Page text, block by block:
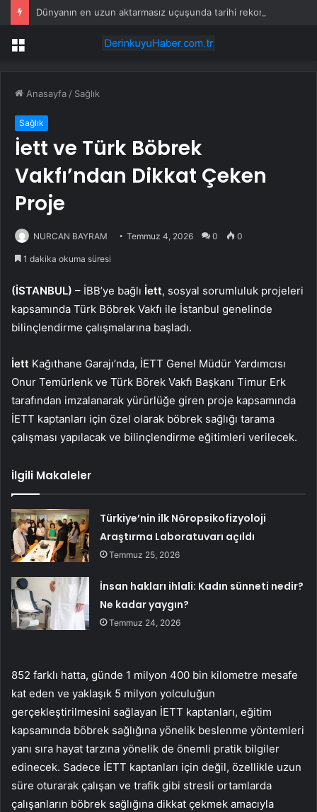
Menü
Anasayfa / Sağlık
Sağlık
İett ve Türk Böbrek
Vakfı’ndan Dikkat Çeken
Proje
NURCAN BAYRAM Temmuz 4, 2026 0 0
1 dakika okuma süresi
(İSTANBUL) – İBB’ye bağlı İett, sosyal sorumluluk projeleri
kapsamında Türk Böbrek Vakfı ile İstanbul genelinde
bilinçlendirme çalışmalarına başladı.
İett Kağıthane Garajı’nda, İETT Genel Müdür Yardımcısı
Onur Temürlenk ve Türk Börek Vakfı Başkanı Timur Erk
tarafından imzalanarak yürürlüğe giren proje kapsamında
İETT kaptanları için özel olarak böbrek sağlığı tarama
çalışması yapılacak ve bilinçlendirme eğitimleri verilecek.
İlgili Makaleler
Türkiye’nin ilk Nöropsikofizyoloji
Araştırma Laboratuvarı açıldı
Temmuz 25, 2026
İnsan hakları ihlali: Kadın sünneti nedir?
Ne kadar yaygın?
Temmuz 24, 2026
852 farklı hatta, günde 1 milyon 400 bin kilometre mesafe
kat eden ve yaklaşık 5 milyon yolculuğun
gerçekleştirilmesini sağlayan İETT kaptanları, eğitim
kapsamında böbrek sağlığına yönelik beslenme yöntemleri
yanı sıra hayat tarzına yönelik de önemli pratik bilgiler
edinecek. Sadece İETT kaptanları için değil, özellikle uzun
süre oturarak çalışan ve trafik gibi stresli ortamlarda
çalışanların böbrek sağlığına dikkat çekmek amacıyla